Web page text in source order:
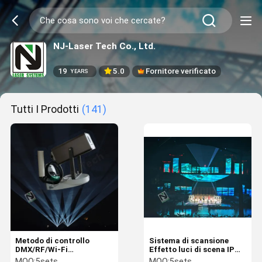
NJ-Laser Tech Co., Ltd.
19 YEARS 5.0 Fornitore verificato
Tutti I Prodotti (141)
Metodo di controllo
DMX/RF/Wi-Fi
Illuminazione culturale e
Sistema di scansione
Effetto luci di scena IP
Motore passo ad alta